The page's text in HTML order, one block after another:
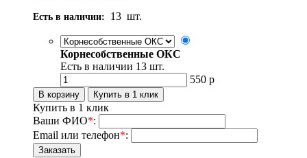
Есть в наличии: 13 шт.
Корнесобственные ОКС
Есть в наличии 13 шт.
550 р
Купить в 1 клик
Ваши ФИО*:
Email или телефон*: